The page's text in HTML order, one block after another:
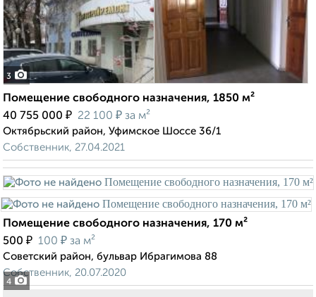
3
Помещение свободного назначения, 1850 м²
40 755 000 ₽ 22 100 ₽ за м²
Октябрьский район, Уфимское Шоссе 36/1
Собственник, 27.04.2021
4
Помещение свободного назначения, 170 м²
500 ₽ 100 ₽ за м²
Советский район, бульвар Ибрагимова 88
Собственник, 20.07.2020